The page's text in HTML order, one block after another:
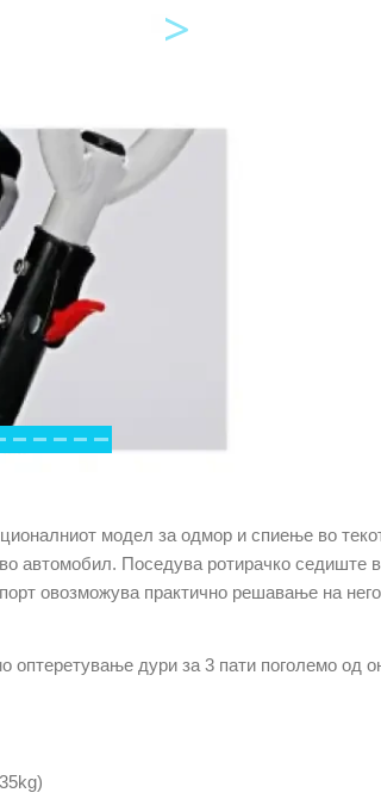
>Next
модел за одмор и спиење во
автомобил. Поседува ротирачко седиште
овозможува практично решавање на
оптеретување дури за 3 пати поголемо од
kg)